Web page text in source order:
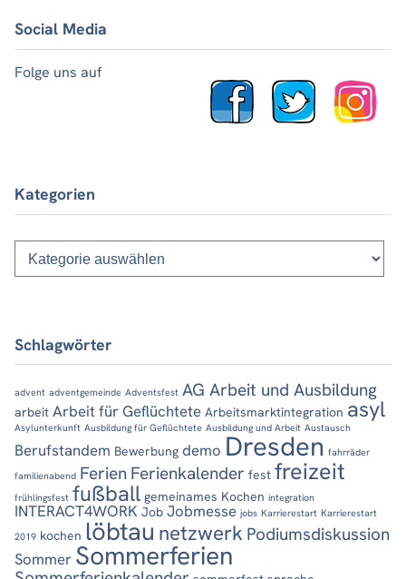
Social Media
Folge uns auf
Kategorien
Kategorien
Schlagwörter
advent adventgemeinde Adventsfest AG Arbeit und Ausbildung
arbeit Arbeit für Geflüchtete Arbeitsmarktintegration asyl
Asylunterkunft Ausbildung für Geflüchtete Ausbildung und Arbeit Austausch
Berufstandem Bewerbung demo Dresden fahrräder
familienabend Ferien Ferienkalender fest freizeit
frühlingsfest fußball gemeinames Kochen integration
INTERACT4WORK Job Jobmesse jobs Karrierestart Karrierestart
2019 kochen löbtau netzwerk Podiumsdiskussion
Sommer Sommerferien